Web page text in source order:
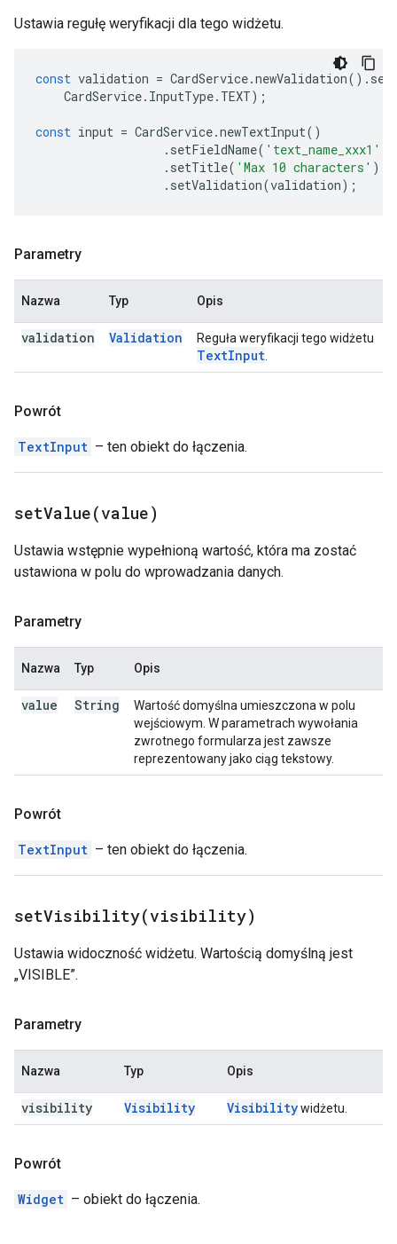
Ustawia regułę weryfikacji dla tego widżetu.
const validation = CardService.newValidation().
CardService. InputType. TEXT);
const input = CardService.newTextInput()
. setFieldName( 'text_name_xxx1'
. setTitle( 'Max 10 characters' )
. setValidation(validation);
Parametry
Nazwa Typ Opis
validation Validation Reguła weryfikacji tego widżetu
TextInput
Powrót
TextInput – ten obiekt do łączenia.
setValue(value)
Ustawia wstępnie wypełnioną wartość, która ma zostać
ustawiona w polu do wprowadzania danych.
Parametry
Nazwa Typ Opis
value String
Wartość domyślna umieszczona w polu
wejściowym. W parametrach wywołania
zwrotnego formularza jest zawsze
reprezentowany jako ciąg tekstowy.
Powrót
TextInput – ten obiekt do łączenia.
setVisibility(visibility)
Ustawia widoczność widżetu. Wartością domyślną jest
„VISIBLE”.
Parametry
Nazwa Typ Opis
visibility Visibility Visibilitywidżetu.
Powrót
Widget – obiekt do łączenia.